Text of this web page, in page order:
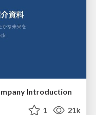
Introduction
1 21k